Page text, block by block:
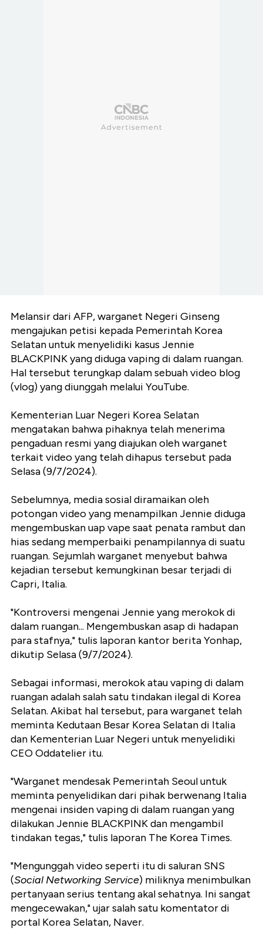
Melansir dari AFP, warganet Negeri Ginseng
mengajukan petisi kepada Pemerintah Korea
Selatan untuk menyelidiki kasus Jennie
BLACKPINK yang diduga vaping di dalam ruangan.
Hal tersebut terungkap dalam sebuah video blog
(vlog) yang diunggah melalui YouTube.
Kementerian Luar Negeri Korea Selatan
mengatakan bahwa pihaknya telah menerima
pengaduan resmi yang diajukan oleh warganet
terkait video yang telah dihapus tersebut pada
Selasa (9/7/2024).
Sebelumnya, media sosial diramaikan oleh
potongan video yang menampilkan Jennie diduga
mengembuskan uap vape saat penata rambut dan
hias sedang memperbaiki penampilannya di suatu
ruangan. Sejumlah warganet menyebut bahwa
kejadian tersebut kemungkinan besar terjadi di
Capri, Italia.
"Kontroversi mengenai Jennie yang merokok di
dalam ruangan... Mengembuskan asap di hadapan
para stafnya," tulis laporan kantor berita Yonhap,
dikutip Selasa (9/7/2024).
Sebagai informasi, merokok atau vaping di dalam
ruangan adalah salah satu tindakan ilegal di Korea
Selatan. Akibat hal tersebut, para warganet telah
meminta Kedutaan Besar Korea Selatan di Italia
dan Kementerian Luar Negeri untuk menyelidiki
CEO Oddatelier itu.
"Warganet mendesak Pemerintah Seoul untuk
meminta penyelidikan dari pihak berwenang Italia
mengenai insiden vaping di dalam ruangan yang
dilakukan Jennie BLACKPINK dan mengambil
tindakan tegas," tulis laporan The Korea Times.
"Mengunggah video seperti itu di saluran SNS
(Social Networking Service) miliknya menimbulkan
pertanyaan serius tentang akal sehatnya. Ini sangat
mengecewakan," ujar salah satu komentator di
portal Korea Selatan, Naver.